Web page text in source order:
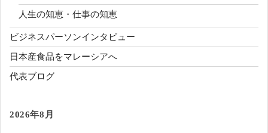
人生の知恵・仕事の知恵
ビジネスパーソンインタビュー
日本産食品をマレーシアへ
代表ブログ
2026年8月